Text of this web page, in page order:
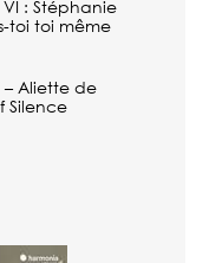
VI : Stéphanie
toi toi même
– Aliette de
Silence